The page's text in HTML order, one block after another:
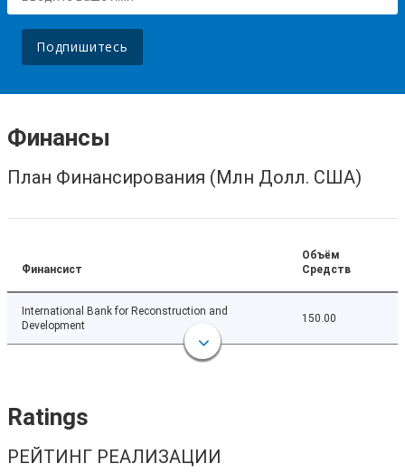
Подпишитесь
Финансы
План Финансирования (Млн Долл. США)
Финансист
Объём
Средств
International Bank for Reconstruction and
Development
150.00
Ratings
РЕЙТИНГ РЕАЛИЗАЦИИ